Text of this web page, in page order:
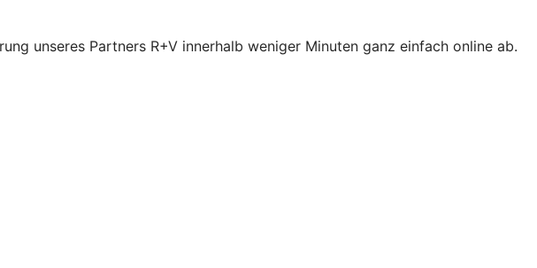
unseres Partners R+V innerhalb weniger Minuten ganz einfach online ab.